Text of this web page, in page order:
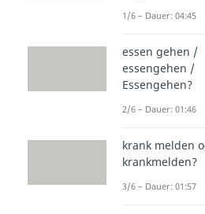
1/6 – Dauer: 04:45
essen gehen /
essengehen /
Essengehen?
2/6 – Dauer: 01:46
krank melden
krankmelden?
3/6 – Dauer: 01:57